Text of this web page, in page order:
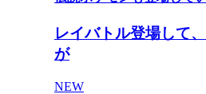
レイバトル登場して
が
NEW